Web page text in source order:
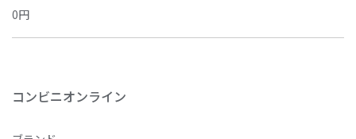
0円
コンビニオンライン